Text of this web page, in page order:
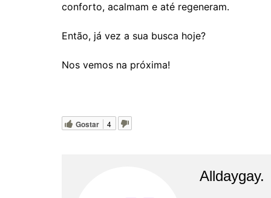
conforto, acalmam e até regeneram.
Então, já vez a sua busca hoje?
Nos vemos na próxima!
Gostar 4
Alldaygay.